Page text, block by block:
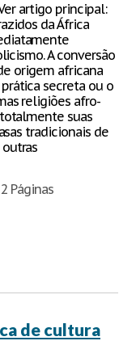
artigo principal:
da África
A conversão
origem africana
secreta ou o
religiões afro-
suas
tradicionais de
Páginas
de cultura